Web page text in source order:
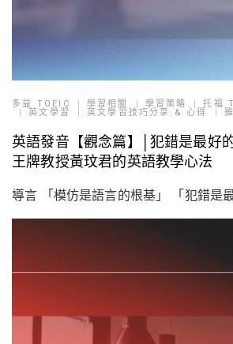
多益 TOEIC 學習相關 學習策略 托福
英文學習
英文學習技巧分享 & 心得
英語發音【觀念篇】│犯錯是最好
王牌教授黃玟君的英語教學心法
導言 「模仿是語言的根基」 「犯錯是